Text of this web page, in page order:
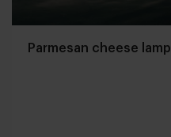
Parmesan cheese lamp